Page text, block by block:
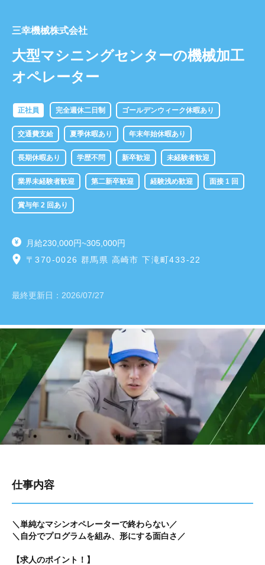
三幸機械株式会社
大型マシニングセンターの機械加工
オペレーター
正社員 完全週休二日制 ゴールデンウィーク休暇あり
交通費支給 夏季休暇あり 年末年始休暇あり
長期休暇あり 学歴不問 新卒歓迎 未経験者歓迎
業界未経験者歓迎 第二新卒歓迎 経験浅め歓迎 面接 1 回
賞与年 2 回あり
月給230,000円~305,000円
〒370-0026 群馬県 高崎市 下滝町433-22
最終更新日： 2026/07/27
仕事内容
＼単純なマシンオペレーターで終わらない／
＼自分でプログラムを組み、形にする面白さ／
【求人のポイント！】